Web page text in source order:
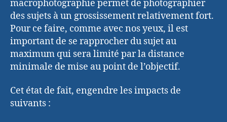
macrophotographie permet de photographier
des sujets à un grossissement relativement fort.
Pour ce faire, comme avec nos yeux, il est
important de se rapprocher du sujet au
maximum qui sera limité par la distance
minimale de mise au point de l’objectif.
Cet état de fait, engendre les impacts de
suivants :